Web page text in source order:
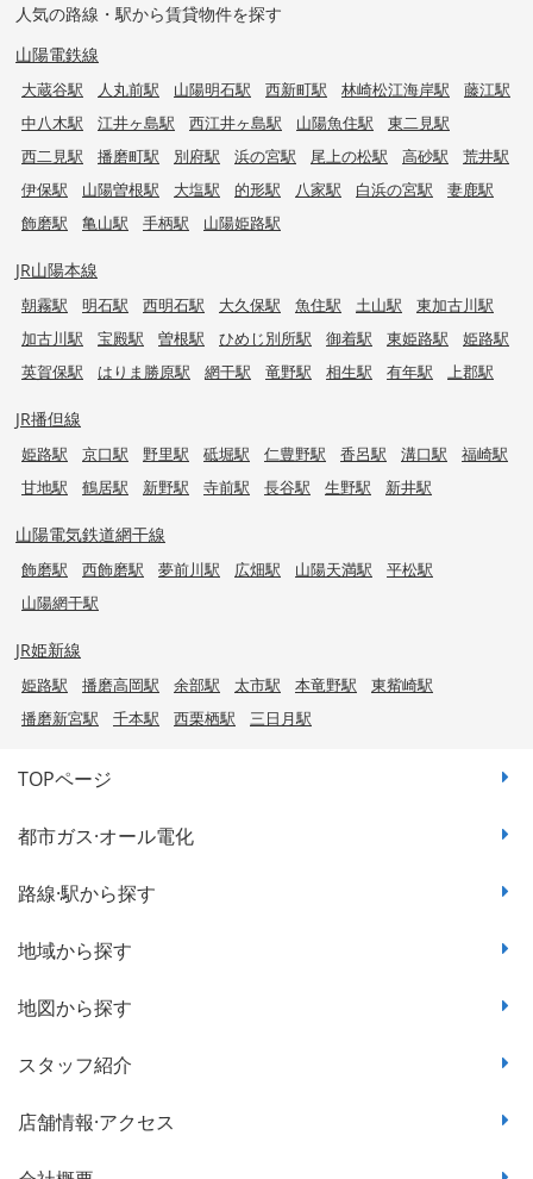
人気の路線・駅から賃貸物件を探す
山陽電鉄線
大蔵谷駅 人丸前駅 山陽明石駅 西新町駅 林崎松江海岸駅
藤江駅
中八木駅
江井ヶ島駅 西江井ヶ島駅 山陽魚住駅
東二見駅
西二見駅
播磨町駅 別府駅 浜の宮駅 尾上の松駅 高砂駅
荒井駅
伊保駅
山陽曽根駅 大塩駅 的形駅 八家駅 白浜の宮駅
妻鹿駅
飾磨駅
亀山駅 手柄駅 山陽姫路駅
JR山陽本線
朝霧駅 明石駅 西明石駅 大久保駅 魚住駅 土山駅
東加古川駅
加古川駅
宝殿駅 曽根駅 ひめじ別所駅 御着駅 東姫路駅
姫路駅
英賀保駅
はりま勝原駅 網干駅 竜野駅 相生駅 有年駅 上郡駅
JR播但線
姫路駅 京口駅 野里駅 砥堀駅 仁豊野駅 香呂駅 溝口駅
福崎駅
甘地駅
鶴居駅 新野駅 寺前駅 長谷駅 生野駅 新井駅
山陽電気鉄道網干線
飾磨駅 西飾磨駅 夢前川駅 広畑駅 山陽天満駅
平松駅
山陽網干駅
JR姫新線
姫路駅 播磨高岡駅 余部駅 太市駅 本竜野駅
東觜崎駅
播磨新宮駅
千本駅 西栗栖駅 三日月駅
TOPページ
都市ガス·オール電化
路線·駅から探す
地域から探す
地図から探す
スタッフ紹介
店舗情報·アクセス